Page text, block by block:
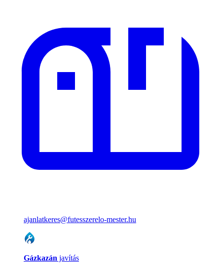
ajanlatkeres@futesszerelo-mester.hu
Gázkazán javítás